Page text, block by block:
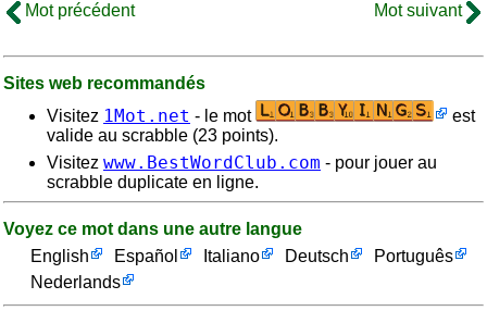
Mot précédent
Mot suivant
Sites web recommandés
Visitez 1Mot.net - le mot
est
valide au scrabble (23 points).
Visitez www.BestWordClub.com - pour jouer au
scrabble duplicate en ligne.
Voyez ce mot dans une autre langue
English
Español Italiano Deutsch
Português
Nederlands